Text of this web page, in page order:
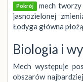
Pokrój mech tworzy
jasnozielonej
Łodyga główna
Biologia i
Mech występuje
obszarów